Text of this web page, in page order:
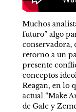
Muchos
futuro” algo
conservadora,
retorno a un
presente
conceptos
Reagan, en lo
actual “Make
de Gale y